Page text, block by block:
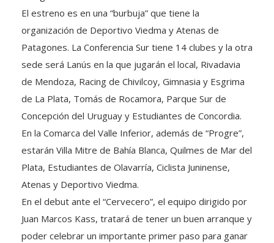
El estreno es en una “burbuja” que tiene la
organización de Deportivo Viedma y Atenas de
Patagones. La Conferencia Sur tiene 14 clubes y la otra
sede será Lanús en la que jugarán el local, Rivadavia
de Mendoza, Racing de Chivilcoy, Gimnasia y Esgrima
de La Plata, Tomás de Rocamora, Parque Sur de
Concepción del Uruguay y Estudiantes de Concordia.
En la Comarca del Valle Inferior, además de “Progre”,
estarán Villa Mitre de Bahía Blanca, Quilmes de Mar del
Plata, Estudiantes de Olavarría, Ciclista Juninense,
Atenas y Deportivo Viedma.
En el debut ante el “Cervecero”, el equipo dirigido por
Juan Marcos Kass, tratará de tener un buen arranque y
poder celebrar un importante primer paso para ganar